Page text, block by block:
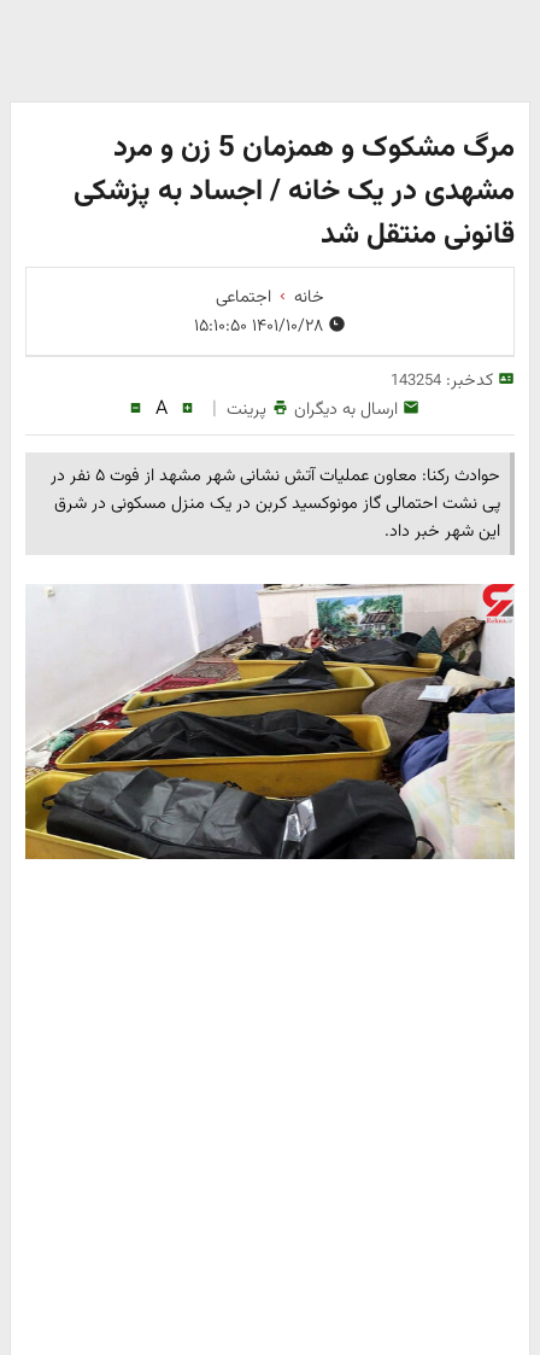
مرگ مشکوک و همزمان 5 زن و مرد
مشهدی در یک خانه / اجساد به پزشکی
قانونی منتقل شد
خانه
اجتماعی
کدخبر:143254
ارسال به دیگران پرینت |
A
حوادث رکنا: معاون عملیات آتش نشانی شهر مشهد از فوت ۵ نفر در
پی نشت احتمالی گاز مونوکسید کربن در یک منزل مسکونی در شرق
این شهر خبر داد.